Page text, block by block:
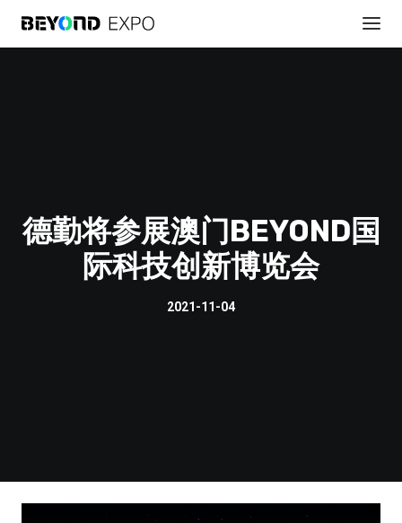
德勤将参展澳门BEYOND国
际科技创新博览会
2021-11-04